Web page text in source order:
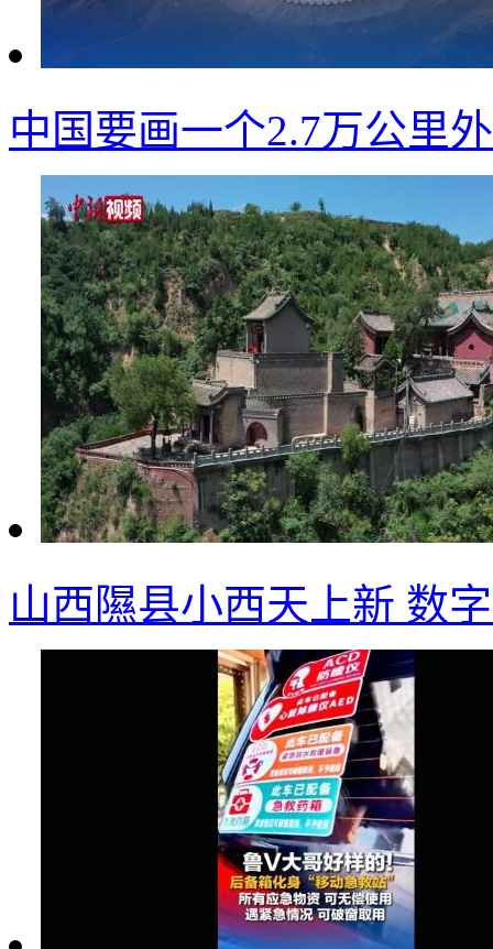
中国要画一个2.7万公里
山西隰县小西天上新 数